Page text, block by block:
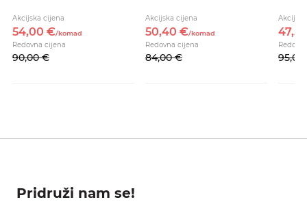
Akcijska cijena
54,00 €/komad
Redovna cijena
90,00 €
Akcijska cijena
50,40 €/komad
Redovna cijena
84,00 €
47,
95,00
Pridruži nam se!